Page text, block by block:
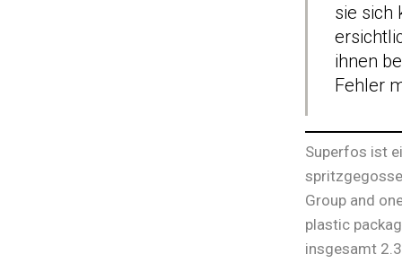
sie sich
ihnen
Fehler
Superfos ist
Group and
plastic
insgesamt